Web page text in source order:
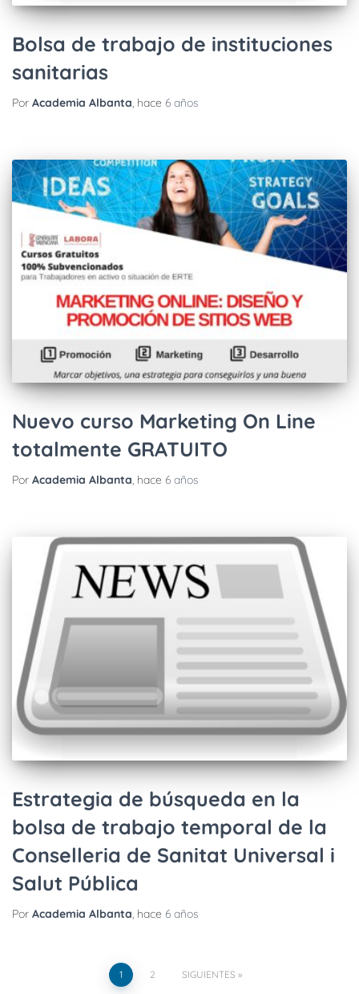
Bolsa de trabajo de instituciones
sanitarias
Por Academia Albanta, hace 6 años
Nuevo curso Marketing On Line
totalmente GRATUITO
Por Academia Albanta, hace 6 años
Estrategia de búsqueda en la
bolsa de trabajo temporal de la
Conselleria de Sanitat Universal i
Salut Pública
Por Academia Albanta, hace 6 años
1 2 SIGUIENTES